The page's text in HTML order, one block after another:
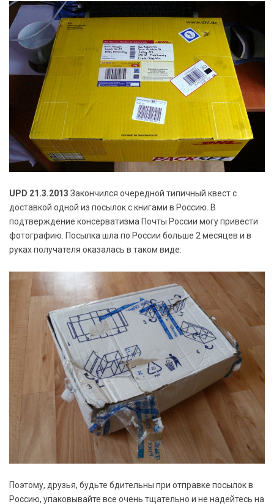
UPD 21.3.2013 Закончился очередной типичный квест с
доставкой одной из посылок с книгами в Россию. В
подтверждение консерватизма Почты России могу привести
фотографию. Посылка шла по России больше 2 месяцев и в
руках получателя оказалась в таком виде:
Поэтому, друзья, будьте бдительны при отправке посылок в
Россию, упаковывайте все очень тщательно и не надейтесь на